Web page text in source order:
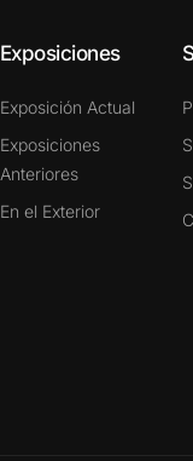
Exposiciones
Exposición Actual
Exposiciones
Anteriores
En el Exterior